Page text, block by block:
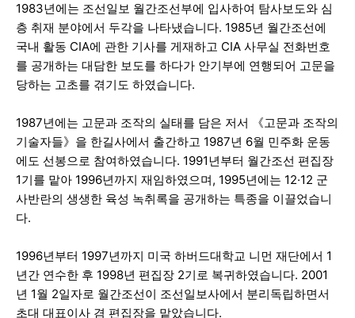
1983년에는 조선일보 월간조선부에 입사하여 탐사보도와 심
층 취재 분야에서 두각을 나타냈습니다. 1985년 월간조선에
국내 활동 CIA에 관한 기사를 게재하고 CIA 사무실 전화번호
를 공개하는 대담한 보도를 하다가 안기부에 연행되어 고문을
당하는 고초를 겪기도 하였습니다.
1987년에는 고문과 조작의 실태를 담은 저서 《고문과 조작의
기술자들》을 한길사에서 출간하고 1987년 6월 민주화 운동
에도 선봉으로 참여하였습니다. 1991년부터 월간조선 편집장
1기를 맡아 1996년까지 재임하였으며, 1995년에는 12·12 군
사반란의 생생한 육성 녹취록을 공개하는 특종을 이끌었습니
다.
1996년부터 1997년까지 미국 하버드대학교 니먼 재단에서 1
년간 연수한 후 1998년 편집장 2기로 복귀하였습니다. 2001
년 1월 2일자로 월간조선이 조선일보사에서 분리독립하면서
초대 대표이사 겸 편집장을 맡았습니다.